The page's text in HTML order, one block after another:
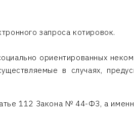
запроса котировок.
ориентированных
в случаях,
112 Закона № 44-ФЗ, а